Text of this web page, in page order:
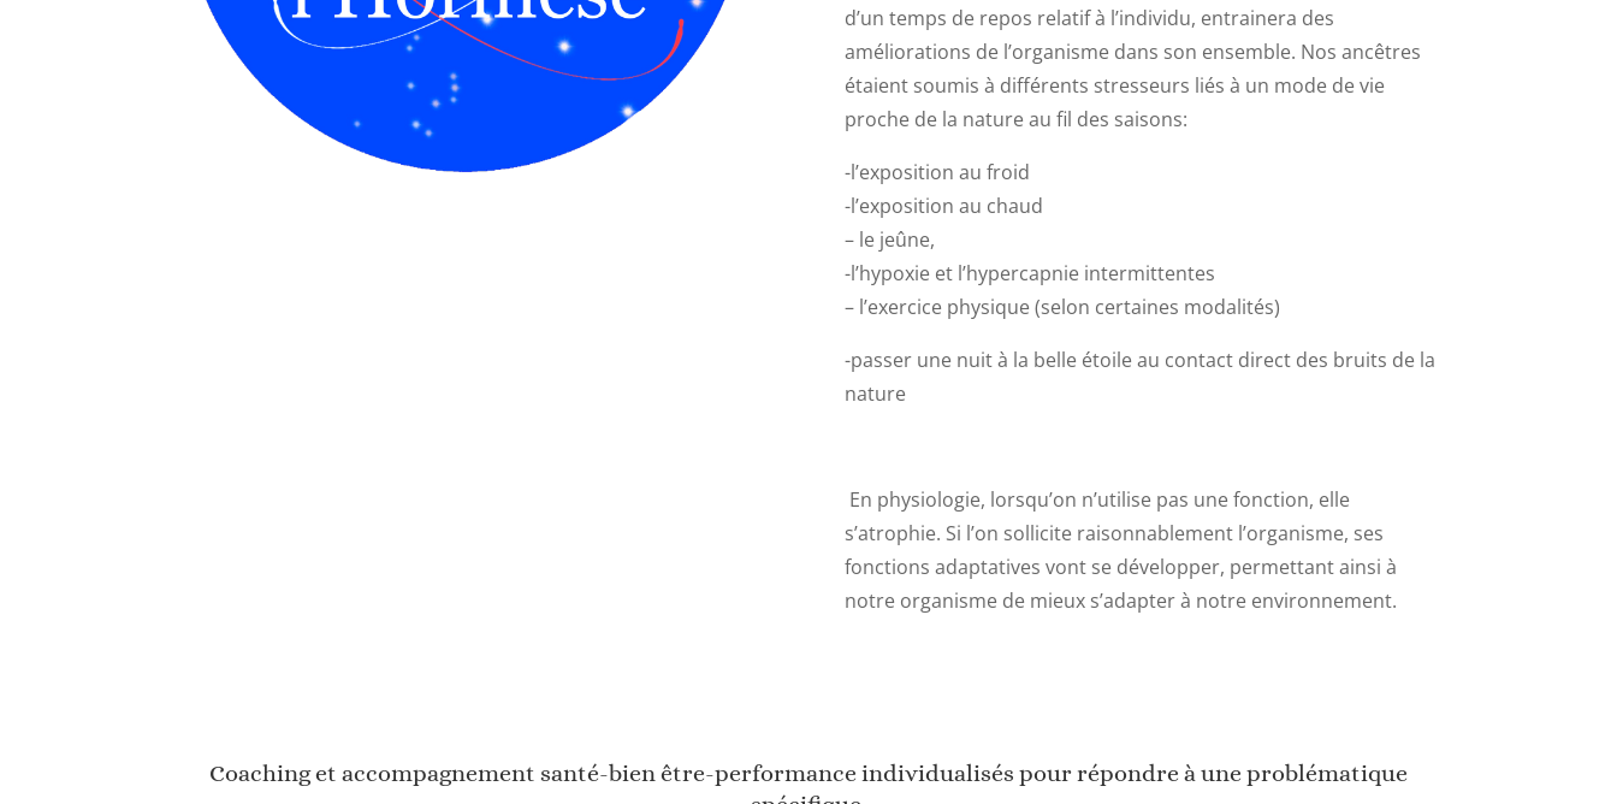
d’un temps de repos relatif à l’individu, entrainera des
améliorations de l’organisme dans son ensemble. Nos ancêtres
étaient soumis à différents stresseurs liés à un mode de vie
proche de la nature au fil des saisons:
-l’exposition au froid
-l’exposition au chaud
– le jeûne,
-l’hypoxie et l’hypercapnie intermittentes
– l’exercice physique (selon certaines modalités)
-passer une nuit à la belle étoile au contact direct des bruits de la
nature
En physiologie, lorsqu’on n’utilise pas une fonction, elle
s’atrophie. Si l’on sollicite raisonnablement l’organisme, ses
fonctions adaptatives vont se développer, permettant ainsi à
notre organisme de mieux s’adapter à notre environnement.
Coaching et accompagnement santé-bien être-performance individualisés pour répondre à une problématique